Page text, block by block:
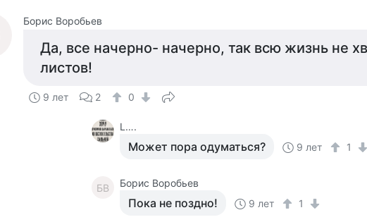
Борис Воробьев
Да, все начерно- начерно, так всю жизнь не
листов!
9 лет 2 0
L….
Может пора одуматься? 9 лет 1
БВ Борис Воробьев
Пока не поздно! 9 лет 1